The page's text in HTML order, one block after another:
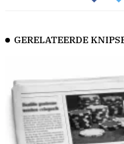
GERELATEERDE